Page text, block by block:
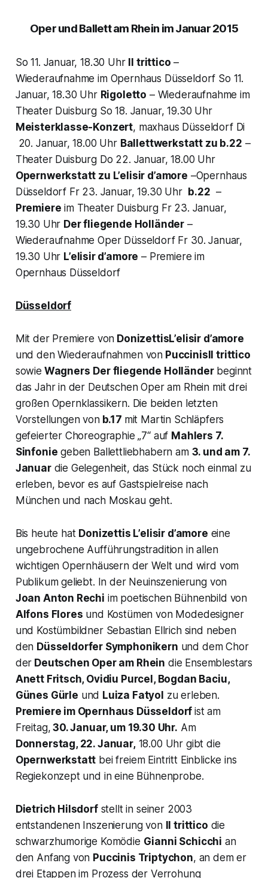
Oper und Ballett am Rhein im Januar 2015
So 11. Januar, 18.30 Uhr Il trittico –
Wiederaufnahme im Opernhaus Düsseldorf So 11.
Januar, 18.30 Uhr Rigoletto – Wiederaufnahme im
Theater Duisburg So 18. Januar, 19.30 Uhr
Meisterklasse-Konzert, maxhaus Düsseldorf Di
20. Januar, 18.00 Uhr Ballettwerkstatt zu b.22 –
Theater Duisburg Do 22. Januar, 18.00 Uhr
Opernwerkstatt zu L’elisir d’amore –Opernhaus
Düsseldorf Fr 23. Januar, 19.30 Uhr b.22 –
Premiere im Theater Duisburg Fr 23. Januar,
19.30 Uhr Der fliegende Holländer –
Wiederaufnahme Oper Düsseldorf Fr 30. Januar,
19.30 Uhr L’elisir d’amore – Premiere im
Opernhaus Düsseldorf
Düsseldorf
Mit der Premiere von DonizettisL’elisir d’amore
und den Wiederaufnahmen von PuccinisIl trittico
sowie Wagners Der fliegende Holländerbeginnt
das Jahr in der Deutschen Oper am Rhein mit drei
großen Opernklassikern. Die beiden letzten
Vorstellungen vonb.17 mit Martin Schläpfers
gefeierter Choreographie „7“ auf Mahlers 7.
Sinfonie geben Ballettliebhabern am 3. und am 7.
Januardie Gelegenheit, das Stück noch einmal zu
erleben, bevor es auf Gastspielreise nach
München und nach Moskau geht.
Bis heute hat Donizettis L’elisir d’amore eine
ungebrochene Aufführungstradition in allen
wichtigen Opernhäusern der Welt und wird vom
Publikum geliebt. In der Neuinszenierung von
Joan Anton Rechi im poetischen Bühnenbild von
Alfons Flores und Kostümen von Modedesigner
und Kostümbildner Sebastian Ellrich sind neben
den Düsseldorfer Symphonikern und dem Chor
der Deutschen Oper am Rhein die Ensemblestars
Anett Fritsch, Ovidiu Purcel, Bogdan Baciu,
Günes Gürle und Luiza Fatyol zu erleben.
Premiere im Opernhaus Düsseldorfist am
Freitag, 30. Januar, um 19.30 Uhr. Am
Donnerstag, 22. Januar,18.00 Uhr gibt die
Opernwerkstatt bei freiem Eintritt Einblicke ins
Regiekonzept und in eine Bühnenprobe.
Dietrich Hilsdorfstellt in seiner 2003
entstandenen Inszenierung von Il trittico die
schwarzhumorige Komödie Gianni Schicchi an
den Anfang von Puccinis Triptychon, an dem er
drei Etappen im Prozess der Verrohung